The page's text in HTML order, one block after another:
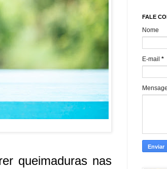
queimaduras nas
FALE
Nome
E-mail *